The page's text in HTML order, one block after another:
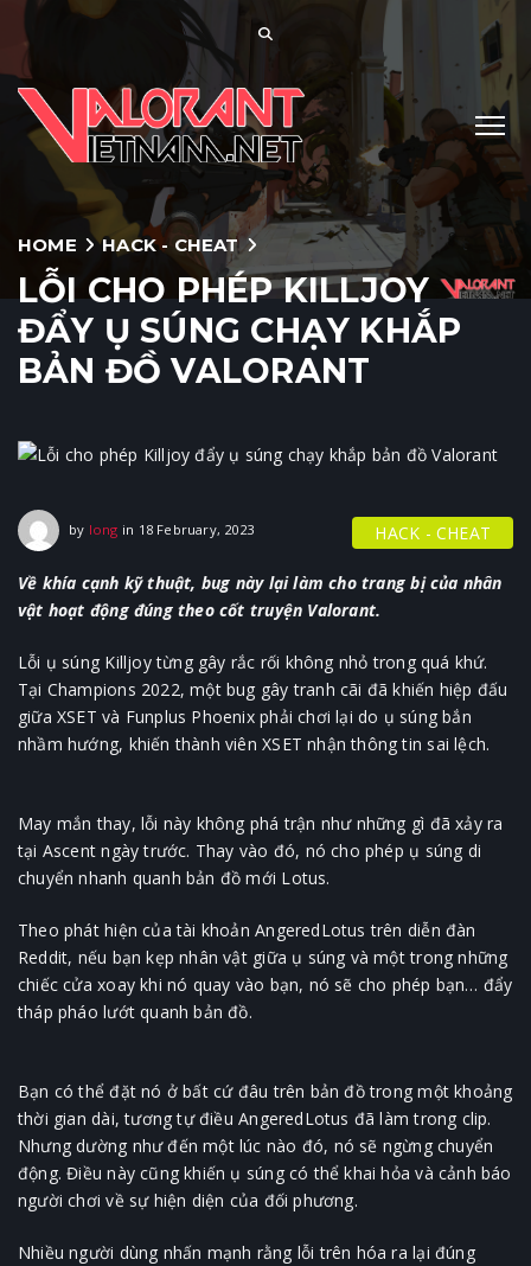
HOME HACK - CHEAT
LỖI CHO PHÉP KILLJOY
ĐẨY Ụ SÚNG CHẠY KHẮP
BẢN ĐỒ VALORANT
by long in 18 February, 2023 18 February, 2023
HACK - CHEAT
Về khía cạnh kỹ thuật, bug này lại làm cho trang bị của nhân
vật hoạt động đúng theo cốt truyện Valorant.
Lỗi ụ súng Killjoy từng gây rắc rối không nhỏ trong quá khứ.
Tại Champions 2022, một bug gây tranh cãi đã khiến hiệp đấu
giữa XSET và Funplus Phoenix phải chơi lại do ụ súng bắn
nhầm hướng, khiến thành viên XSET nhận thông tin sai lệch.
May mắn thay, lỗi này không phá trận như những gì đã xảy ra
tại Ascent ngày trước. Thay vào đó, nó cho phép ụ súng di
chuyển nhanh quanh bản đồ mới Lotus.
Theo phát hiện của tài khoản AngeredLotus trên diễn đàn
Reddit, nếu bạn kẹp nhân vật giữa ụ súng và một trong những
chiếc cửa xoay khi nó quay vào bạn, nó sẽ cho phép bạn… đẩy
tháp pháo lướt quanh bản đồ.
Bạn có thể đặt nó ở bất cứ đâu trên bản đồ trong một khoảng
thời gian dài, tương tự điều AngeredLotus đã làm trong clip.
Nhưng dường như đến một lúc nào đó, nó sẽ ngừng chuyển
động. Điều này cũng khiến ụ súng có thể khai hỏa và cảnh báo
người chơi về sự hiện diện của đối phương.
Nhiều người dùng nhấn mạnh rằng lỗi trên hóa ra lại đúng